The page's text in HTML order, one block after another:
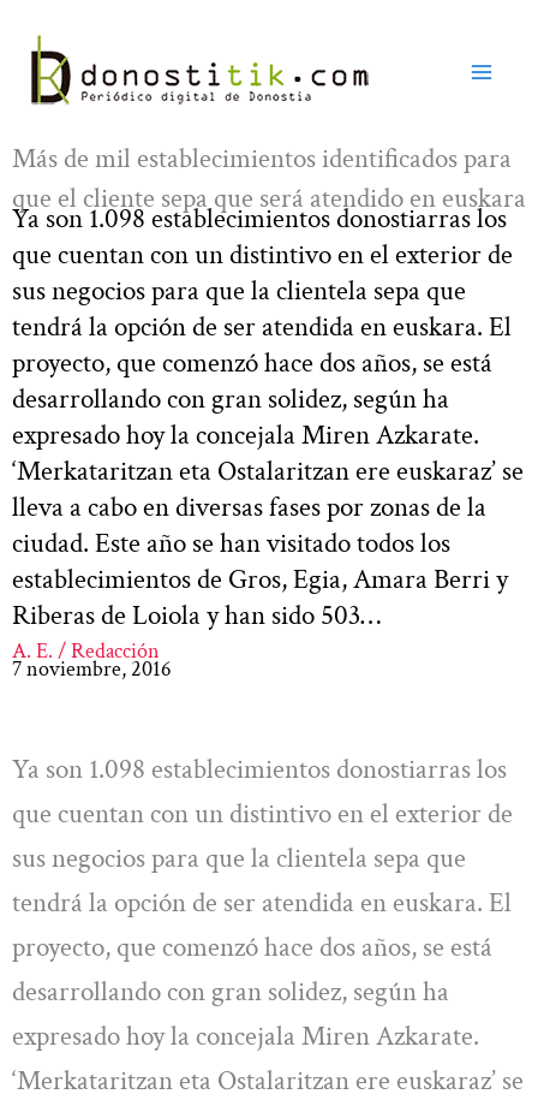
contenido
Más de mil establecimientos identificados para
que el cliente sepa que será atendido en euskara
Ya son 1.098 establecimientos donostiarras los
que cuentan con un distintivo en el exterior de
sus negocios para que la clientela sepa que
tendrá la opción de ser atendida en euskara. El
proyecto, que comenzó hace dos años, se está
desarrollando con gran solidez, según ha
expresado hoy la concejala Miren Azkarate.
‘Merkataritzan eta Ostalaritzan ere euskaraz’ se
lleva a cabo en diversas fases por zonas de la
ciudad. Este año se han visitado todos los
establecimientos de Gros, Egia, Amara Berri y
Riberas de Loiola y han sido 503…
A. E. / Redacción
7 noviembre, 2016
Ya son 1.098 establecimientos donostiarras los
que cuentan con un distintivo en el exterior de
sus negocios para que la clientela sepa que
tendrá la opción de ser atendida en euskara. El
proyecto, que comenzó hace dos años, se está
desarrollando con gran solidez, según ha
expresado hoy la concejala Miren Azkarate.
‘Merkataritzan eta Ostalaritzan ere euskaraz’ se